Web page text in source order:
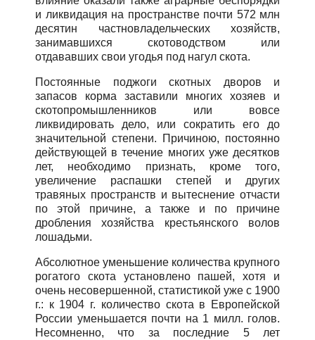
и ликвидация на пространстве почти 572 млн
десятин частновладельческих хозяйств,
занимавшихся скотоводством или
отдававших свои угодья под нагул скота.
Постоянные поджоги скотных дворов и
запасов корма заставили многих хозяев и
скотопромышленников или вовсе
ликвидировать дело, или сократить его до
значительной степени. Причиною, постоянно
действующей в течение многих уже десятков
лет, необходимо признать, кроме того,
увеличение распашки степей и других
травяных пространств и вытеснение отчасти
по этой причине, а также и по причине
дробления хозяйства крестьянского волов
лошадьми.
Абсолютное уменьшение количества крупного
рогатого скота установлено пашей, хотя и
очень несовершенной, статистикой уже с 1900
г.: к 1904 г. количество скота в Европейской
России уменьшается почти на 1 милл. голов.
Несомненно, что за последние 5 лет